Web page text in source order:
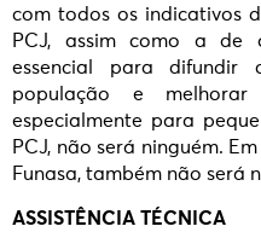
com todos os indicativos
PCJ, assim como a de
essencial para difundir
população e melhorar
especialmente para
PCJ, não será ninguém.
Funasa, também não será
ASSISTÊNCIA TÉCNICA